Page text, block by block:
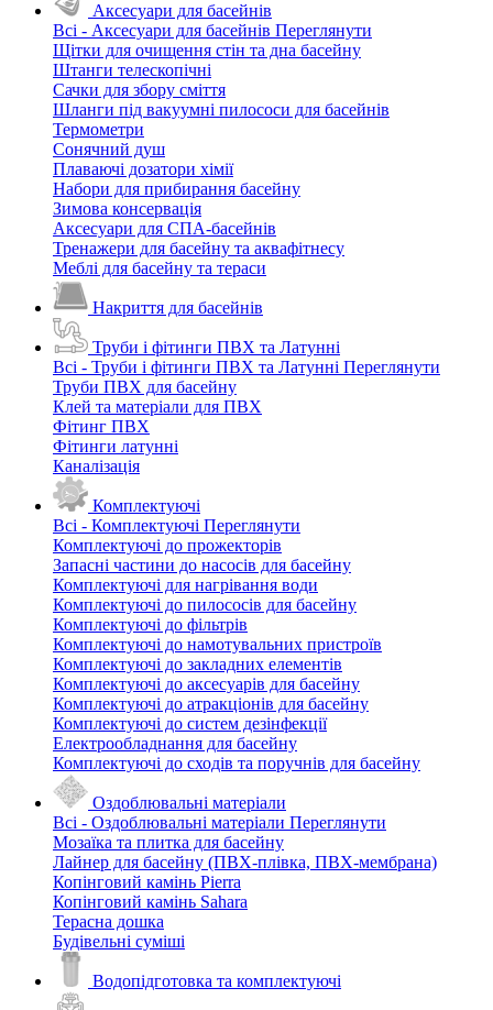
Аксесуари для басейнів
Всі - Аксесуари для басейнів Переглянути
Щітки для очищення стін та дна басейну
Штанги телескопічні
Сачки для збору сміття
Шланги під вакуумні пилососи для басейнів
Термометри
Сонячний душ
Плаваючі дозатори хімії
Набори для прибирання басейну
Зимова консервація
Аксесуари для СПА-басейнів
Тренажери для басейну та аквафітнесу
Меблі для басейну та тераси
Накриття для басейнів
Труби і фітинги ПВХ та Латунні
Всі - Труби і фітинги ПВХ та Латунні Переглянути
Труби ПВХ для басейну
Клей та матеріали для ПВХ
Фітинг ПВХ
Фітинги латунні
Каналізація
Комплектуючі
Всі - Комплектуючі Переглянути
Комплектуючі до прожекторів
Запасні частини до насосів для басейну
Комплектуючі для нагрівання води
Комплектуючі до пилососів для басейну
Комплектуючі до фільтрів
Комплектуючі до намотувальних пристроїв
Комплектуючі до закладних елементів
Комплектуючі до аксесуарів для басейну
Комплектуючі до атракціонів для басейну
Комплектуючі до систем дезінфекції
Електрообладнання для басейну
Комплектуючі до сходів та поручнів для басейну
Оздоблювальні матеріали
Всі - Оздоблювальні матеріали Переглянути
Мозаїка та плитка для басейну
Лайнер для басейну (ПВХ-плівка, ПВХ-мембрана)
Копінговий камінь Pierra
Копінговий камінь Sahara
Терасна дошка
Будівельні суміші
Водопідготовка та комплектуючі